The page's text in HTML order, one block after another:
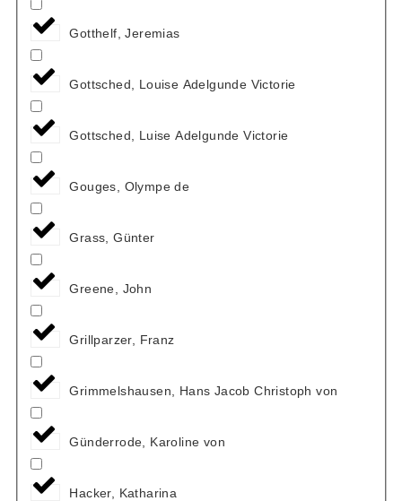
Gotthelf, Jeremias
Gottsched, Louise Adelgunde Victorie
Gottsched, Luise Adelgunde Victorie
Gouges, Olympe de
Grass, Günter
Greene, John
Grillparzer, Franz
Grimmelshausen, Hans Jacob Christoph von
Günderrode, Karoline von
Hacker, Katharina